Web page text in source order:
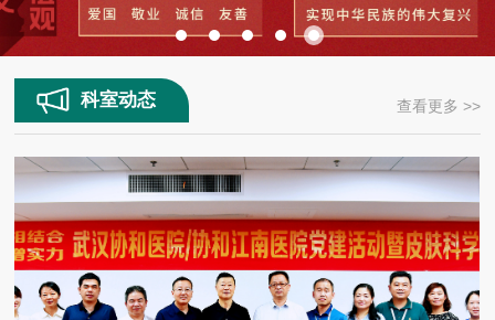
科室动态 查看更多 >>